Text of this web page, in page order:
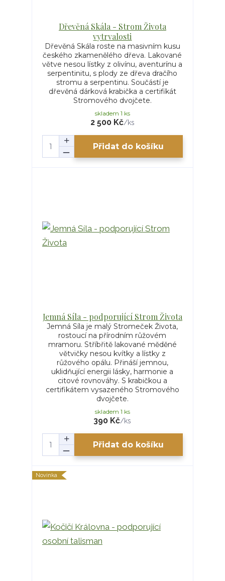
Dřevěná Skála - Strom Života
vytrvalosti
Dřevěná Skála roste na masivním kusu
českého zkamenělého dřeva. Lakované
větve nesou lístky z olivínu, aventurínu a
serpentinitu, s plody ze dřeva dračího
stromu a serpentinu. Součástí je
dřevěná dárková krabička a certifikát
Stromového dvojčete.
2 500 Kč/ks
skladem 1 ks
Přidat do košíku
Jemná Síla - podporující Strom Života
Jemná Síla je malý Stromeček Života,
rostoucí na přírodním růžovém
mramoru. Stříbřitě lakované měděné
větvičky nesou kvítky a lístky z
růžového opálu. Přináší jemnou,
uklidňující energii lásky, harmonie a
citové rovnováhy. S krabičkou a
certifikátem vysazeného Stromového
dvojčete.
390 Kč/ks
skladem 1 ks
Přidat do košíku
Novinka